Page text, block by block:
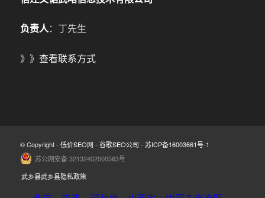
负责人：丁先生
》》 查看联系方式
© Copyright - 低价SEO网 - 谷歌SEO公司 - 苏ICP备16003661号-1
苏公网安备 32132402000563号
武乡县武乡县隐私政策